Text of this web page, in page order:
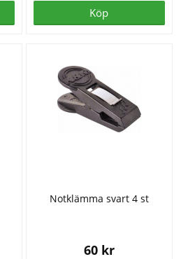
Köp
Notklämma svart 4 st
60 kr